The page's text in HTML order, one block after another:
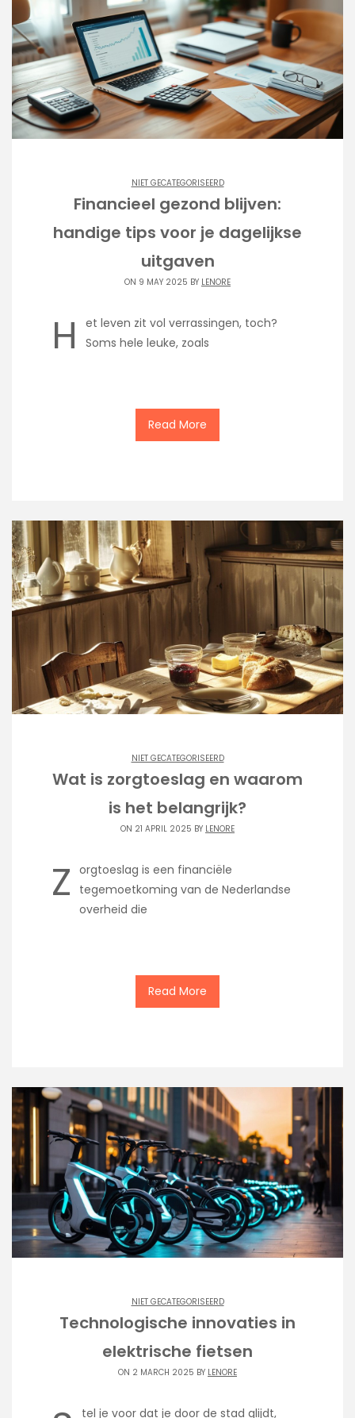
NIET GECATEGORISEERD
Financieel gezond blijven:
handige tips voor je dagelijkse
uitgaven
ON 9 MAY 2025 BY LENORE
H
et leven zit vol verrassingen, toch?
Soms hele leuke, zoals
Read More
NIET GECATEGORISEERD
Wat is zorgtoeslag en waarom
is het belangrijk?
ON 21 APRIL 2025 BY LENORE
Z orgtoeslag is een financiële
tegemoetkoming van de Nederlandse
overheid die
Read More
NIET GECATEGORISEERD
Technologische innovaties in
elektrische fietsen
ON 2 MARCH 2025 BY LENORE
tel je voor dat je door de stad glijdt,